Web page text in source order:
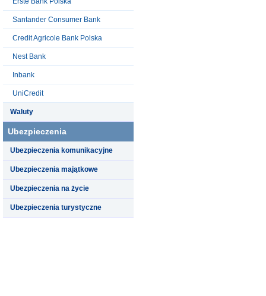
Santander Consumer Bank
Credit Agricole Bank Polska
Nest Bank
Inbank
UniCredit
Waluty
Ubezpieczenia
Ubezpieczenia komunikacyjne
Ubezpieczenia majątkowe
Ubezpieczenia na życie
Ubezpieczenia turystyczne